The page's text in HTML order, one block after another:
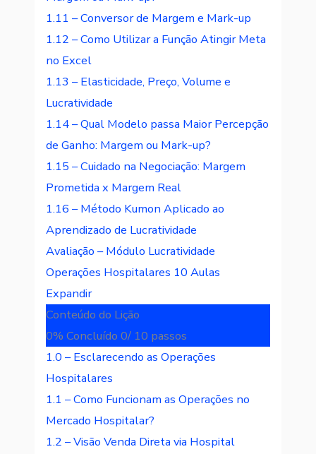
1.11 – Conversor de Margem e Mark-up
1.12 – Como Utilizar a Função Atingir Meta
no Excel
1.13 – Elasticidade, Preço, Volume e
Lucratividade
1.14 – Qual Modelo passa Maior Percepção
de Ganho: Margem ou Mark-up?
1.15 – Cuidado na Negociação: Margem
Prometida x Margem Real
1.16 – Método Kumon Aplicado ao
Aprendizado de Lucratividade
Avaliação – Módulo Lucratividade
Operações Hospitalares 10 Aulas
Expandir
Conteúdo do Lição
0% Concluído0/ 10 passos
1.0 – Esclarecendo as Operações
Hospitalares
1.1 – Como Funcionam as Operações no
Mercado Hospitalar?
1.2 – Visão Venda Direta via Hospital